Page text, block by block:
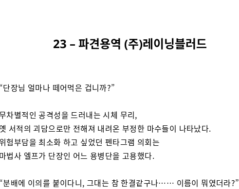
23 – 파견용역 (주)레이닝블러드
“단장님 얼마나 떼어먹은 겁니까?”
차별적인 공격성을 드러내는 시체 무리,
옛 서적의 괴담으로만 전해져 내려온 부정한 마수들이 나타났다.
험부담을 최소화 하고 싶었던 펜타그램 의회는
마법사 엘프가 단장인 어느 용병단을 고용했다.
“분배에 이의를 붙이다니, 그대는 참 한결같구나…… 이름이 뭐였더라?”